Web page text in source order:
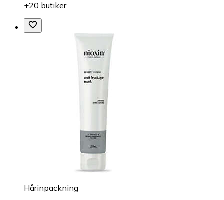
+20 butiker
Hårinpackning